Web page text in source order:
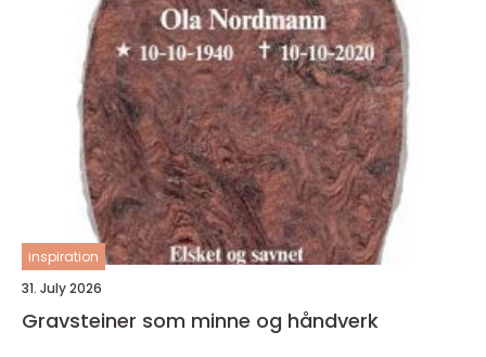
inspiration
31. July 2026
Gravsteiner som minne og håndverk